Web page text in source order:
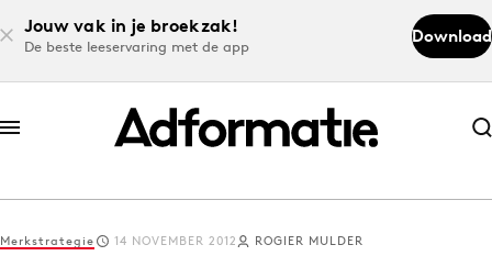
Jouw vak in je broekzak!
De beste leeservaring met de app
Download
Abonneer nu
Abonneer nu
Log in
Merkstrategie 14 NOVEMBER 2012 ROGIER MULDER